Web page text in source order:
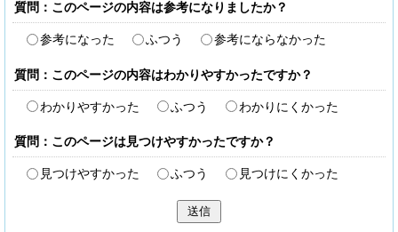
質問：このページの内容は参考になりましたか？
参考になった ふつう 参考にならなかった
質問：このページの内容はわかりやすかったですか？
わかりやすかった ふつう わかりにくかった
質問：このページは見つけやすかったですか？
見つけやすかった ふつう 見つけにくかった
送信